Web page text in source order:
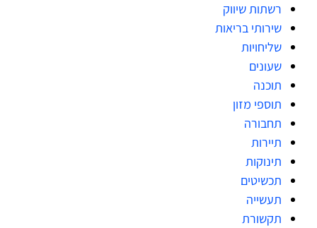
רשתות שיווק
שירותי בריאות
שליחויות
שעונים
תוכנה
תוספי מזון
תחבורה
תיירות
תינוקות
תכשיטים
תעשייה
תקשורת